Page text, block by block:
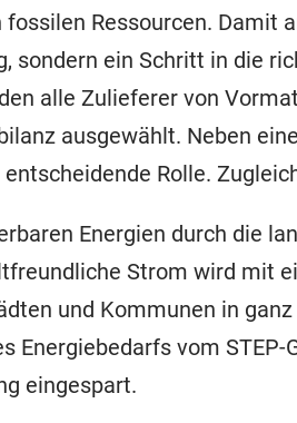
Ressourcen.
ein Schritt in die
alle Zulieferer von
ausgewählt. Neben
Rolle.
Energien durch die
Strom wird mit
und Kommunen in
Energiebedarfs vom
eingespart.